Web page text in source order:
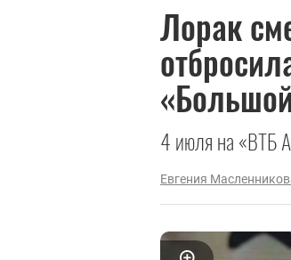
Лорак
4 июля на «ВТБ
Евгения